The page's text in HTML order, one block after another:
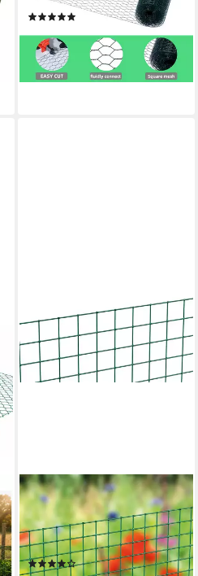
UVP29,99 €
-37%
lieferbar - in 3-4 Werktagen bei dir
ALBERTS
Schweißgitter, Höhe: 50 und
100 cm, Gesamtlänge: 5 m,
Maschen: 12,7x12,7 mm
(1)